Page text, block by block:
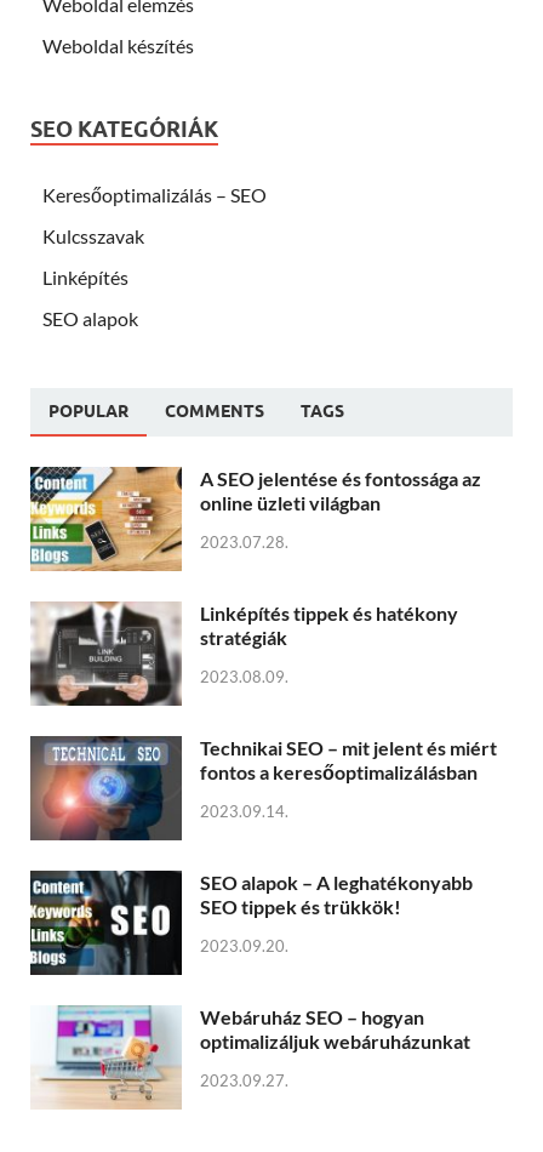
Weboldal készítés
SEO KATEGÓRIÁK
Keresőoptimalizálás – SEO
Kulcsszavak
Linképítés
SEO alapok
POPULAR COMMENTS TAGS
A SEO jelentése és fontossága az
online üzleti világban
2023.07.28.
Linképítés tippek és hatékony
stratégiák
2023.08.09.
Technikai SEO – mit jelent és miért
fontos a keresőoptimalizálásban
2023.09.14.
SEO alapok – A leghatékonyabb
SEO tippek és trükkök!
2023.09.20.
Webáruház SEO – hogyan
optimalizáljuk webáruházunkat
2023.09.27.